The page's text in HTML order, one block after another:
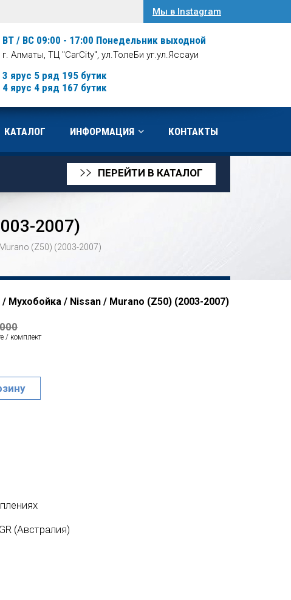
Мы в Instagram
ВТ / ВС 09:00 - 17:00 Понедельник выходной
г. Алматы, ТЦ "CarCity", ул.ТолеБи уг.ул.Яссауи
3 ярус 5 ряд 195 бутик
4 ярус 4 ряд 167 бутик
КАТАЛОГ ИНФОРМАЦИЯ КОНТАКТЫ
>> ПЕРЕЙТИ В КАТАЛОГ
2007)
(Z50) (2003-2007)
Мухобойка / Nissan / Murano (Z50) (2003-2007)
/ комплект
(Австралия)